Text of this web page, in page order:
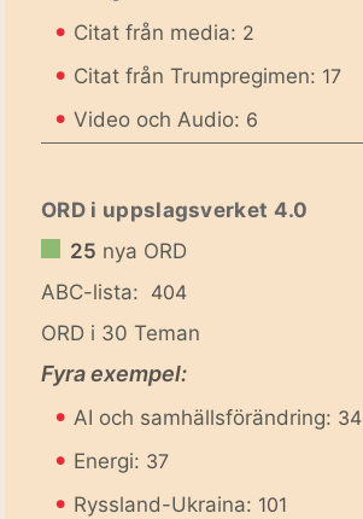
• Citat från media: 2
• Citat från Trumpregimen: 17
• Video och Audio: 6
ORD i uppslagsverket 4.0
25 nya ORD
ABC-lista: 404
ORD i 30 Teman
Fyra exempel:
• AI och samhällsförändring: 34
• Energi: 37
• Ryssland-Ukraina: 101